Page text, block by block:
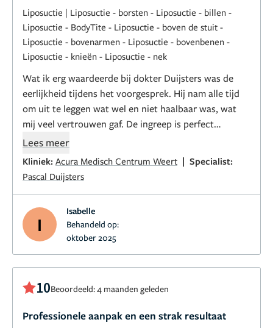
Liposuctie | Liposuctie - borsten - Liposuctie - billen -
Liposuctie - BodyTite - Liposuctie - boven de stuit -
Liposuctie - bovenarmen - Liposuctie - bovenbenen -
Liposuctie - knieën - Liposuctie - nek
Wat ik erg waardeerde bij dokter Duijsters was de
eerlijkheid tijdens het voorgesprek. Hij nam alle tijd
om uit te leggen wat wel en niet haalbaar was, wat
mij veel vertrouwen gaf. De ingreep is perfect
verlopen en het herstel ging sneller dan verwacht.
Het resultaat is precies wat ik ervan had gehoopt:
natuurlijk en passend bij mijn bouw.
Lees meer
Kliniek: Acura Medisch Centrum Weert | Specialist:
Pascal Duijsters
I
Isabelle
Behandeld op:
oktober 2025
10Beoordeeld: 4 maanden geleden
Professionele aanpak en een strak resultaat